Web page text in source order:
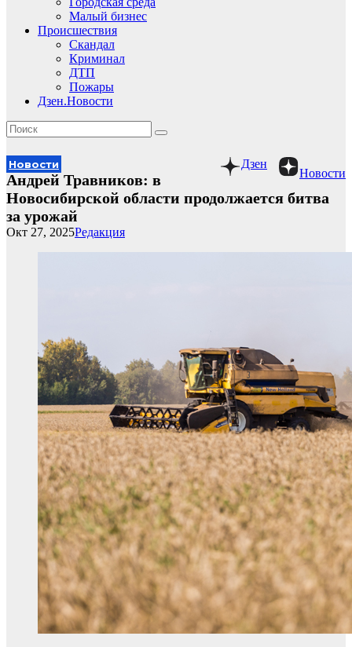
Малый бизнес
Происшествия
Скандал
Криминал
ДТП
Пожары
Дзен.Новости
Новости
Дзен
Новости
Андрей Травников: в
Новосибирской области продолжается битва
за урожай
Редакция
Окт 27, 2025